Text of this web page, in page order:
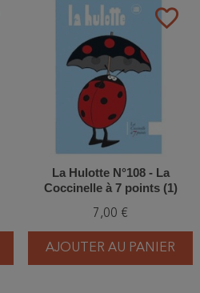
favorite_border
La Hulotte N°108 - La
Coccinelle à 7 points (1)
7,00 €
AJOUTER AU PANIER